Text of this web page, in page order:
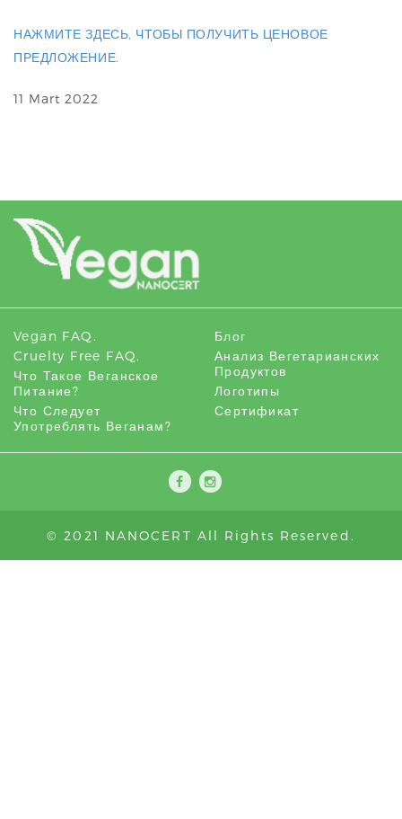
НАЖМИТЕ ЗДЕСЬ, ЧТОБЫ ПОЛУЧИТЬ ЦЕНОВОЕ
ПРЕДЛОЖЕНИЕ.
11 Mart 2022
Vegan FAQ.
Cruelty Free FAQ.
Что Такое Веганское
Питание?
Что Следует
Употреблять Веганам?
Блог
Анализ Вегетарианских
Продуктов
Логотипы
Сертификат
© 2021 NANOCERT All Rights Reserved.